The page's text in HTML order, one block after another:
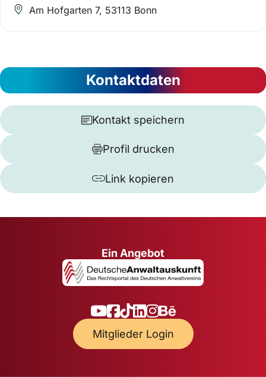
Am Hofgarten 7, 53113 Bonn
Kontaktdaten
Kontakt speichern
Profil drucken
Link kopieren
Ein Angebot
Mitglieder Login